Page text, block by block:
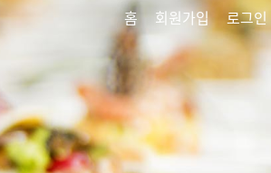
홈 회원가입 로그인